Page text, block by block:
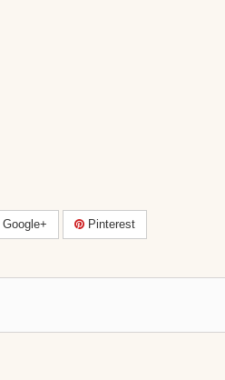
Google+ Pinterest